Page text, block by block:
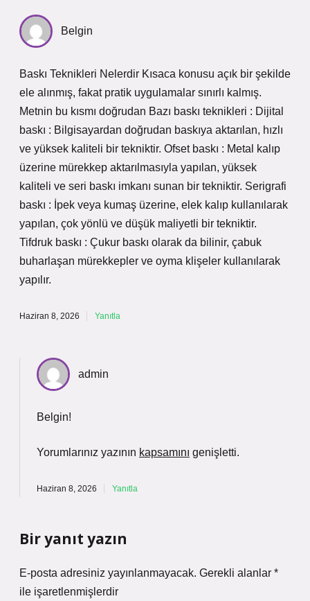
Belgin
Baskı Teknikleri Nelerdir Kısaca konusu açık bir şekilde
ele alınmış, fakat pratik uygulamalar sınırlı kalmış.
Metnin bu kısmı doğrudan Bazı baskı teknikleri : Dijital
baskı : Bilgisayardan doğrudan baskıya aktarılan, hızlı
ve yüksek kaliteli bir tekniktir. Ofset baskı : Metal kalıp
üzerine mürekkep aktarılmasıyla yapılan, yüksek
kaliteli ve seri baskı imkanı sunan bir tekniktir. Serigrafi
baskı : İpek veya kumaş üzerine, elek kalıp kullanılarak
yapılan, çok yönlü ve düşük maliyetli bir tekniktir.
Tifdruk baskı : Çukur baskı olarak da bilinir, çabuk
buharlaşan mürekkepler ve oyma klişeler kullanılarak
yapılır.
Haziran 8, 2026 Yanıtla
admin
Belgin!
Yorumlarınız yazının kapsamını genişletti.
Haziran 8, 2026 Yanıtla
Bir yanıt yazın
E-posta adresiniz yayınlanmayacak. Gerekli alanlar *
ile işaretlenmişlerdir